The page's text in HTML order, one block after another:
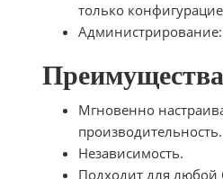
только
Администрирование:
Преимущества
Мгновенно
производительность.
Независимость.
Подходит для любой